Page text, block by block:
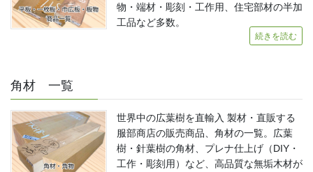
物・端材・彫刻・工作用、住宅部材の半加
工品など多数。
続きを読む
角材 一覧
世界中の広葉樹を直輸入 製材・直販する
服部商店の販売商品、角材の一覧。広葉
樹・針葉樹の角材、プレナ仕上げ（DIY・
工作・彫刻用）など、高品質な無垢木材が